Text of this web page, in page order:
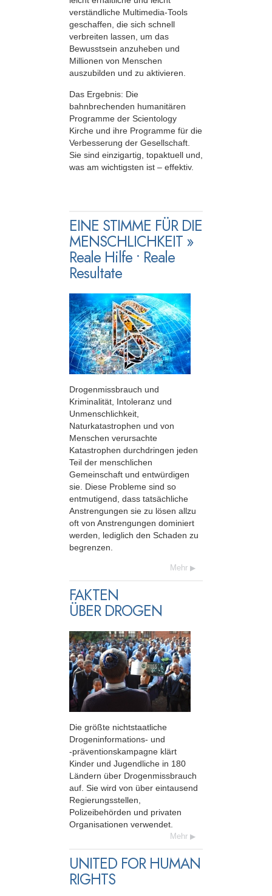
verständliche Multimedia-Tools
geschaffen, die sich schnell
verbreiten lassen, um das
Bewusstsein anzuheben und
Millionen von Menschen
auszubilden und zu aktivieren.
Das Ergebnis: Die
bahnbrechenden humanitären
Programme der Scientology
Kirche und ihre Programme für die
Verbesserung der Gesellschaft.
Sie sind einzigartig, topaktuell und,
was am wichtigsten ist – effektiv.
EINE STIMME FÜR DIE
MENSCHLICHKEIT »
Reale Hilfe • Reale
Resultate
Drogenmissbrauch und
Kriminalität, Intoleranz und
Unmenschlichkeit,
Naturkatastrophen und von
Menschen verursachte
Katastrophen durchdringen jeden
Teil der menschlichen
Gemeinschaft und entwürdigen
sie. Diese Probleme sind so
entmutigend, dass tatsächliche
Anstrengungen sie zu lösen allzu
oft von Anstrengungen dominiert
werden, lediglich den Schaden zu
begrenzen.
Mehr
FAKTEN
ÜBER DROGEN
Die größte nichtstaatliche
Drogeninformations- und
-präventionskampagne klärt
Kinder und Jugendliche in 180
Ländern über Drogenmissbrauch
auf. Sie wird von über eintausend
Regierungsstellen,
Polizeibehörden und privaten
Organisationen verwendet.
Mehr
UNITED FOR HUMAN
RIGHTS